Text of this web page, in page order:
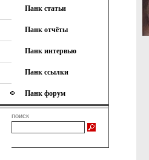
Панк статьи
Панк отчёты
Панк интервью
Панк ссылки
Панк форум
поиск